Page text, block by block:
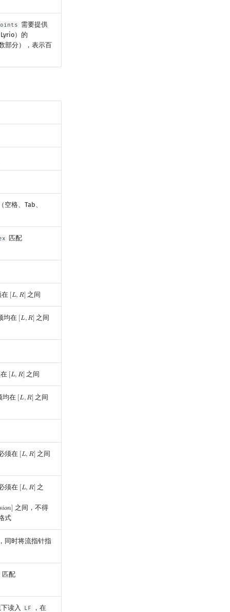
需要提供
）的
部分），表示百
格、Tab、
匹配
在 [𝐿,𝑅]
[L,R] 之间
均在 [𝐿,𝑅]
[L,R] 之间
[𝐿,𝑅]
[L,R] 之间
均在 [𝐿,𝑅]
[L,R] 之间
须在 [𝐿,𝑅]
[L,R] 之间
须在 [𝐿,𝑅]
[L,R]
之
𝑖𝑜𝑛]
on]
之间，不得
式
同时将流指针指
匹配
读入 LF
，在